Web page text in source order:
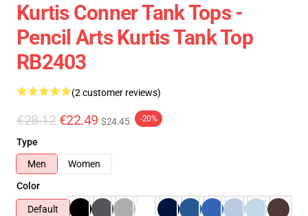
Kurtis Conner Tank Tops -
Pencil Arts Kurtis Tank Top
RB2403
(2 customer reviews)
€28.12 €22.49 $24.45 -20%
Type
Men
Women
Color
Default